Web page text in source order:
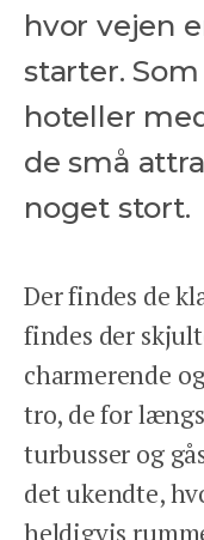
hvor vejen
starter.
hoteller
de små
noget stort.
Der findes de
findes der
charmerende
tro, de for
turbusser og
det ukendte,
heldigvis